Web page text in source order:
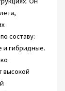
составу:
и гибридные.
высокой